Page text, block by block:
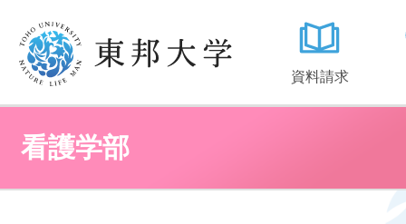
資料請求
看護学部